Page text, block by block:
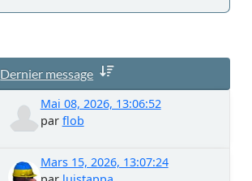
Dernier message
Mai 08, 2026, 13:06:52
par flob
Mars 15, 2026, 13:07:24